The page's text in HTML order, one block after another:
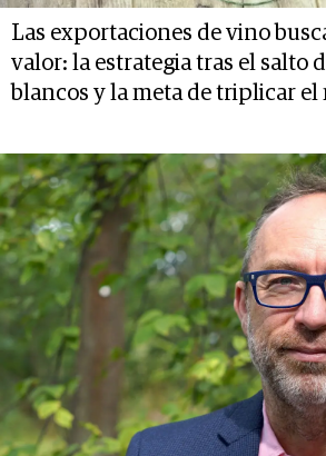
Las exportaciones de vino
valor: la estrategia tras el salto
blancos y la meta de triplicar el